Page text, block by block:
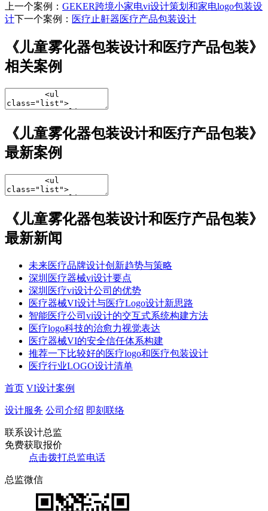
上一个案例： GEKER跨境小家电vi设计策划和家电logo包装设
计下一个案例： 医疗止鼾器医疗产品包装设计
《儿童雾化器包装设计和医疗产品包装》
相关案例
《儿童雾化器包装设计和医疗产品包装》
最新案例
《儿童雾化器包装设计和医疗产品包装》
最新新闻
未来医疗品牌设计创新趋势与策略​
深圳医疗器械vi设计要点
深圳医疗vi设计公司的优势
​​医疗器械VI设计与医疗Logo设计新思路​
智能医疗公司vi设计的交互式系统构建方法
医疗logo科技的治愈力视觉表达
医疗器械VI的安全信任体系构建
推荐一下比较好的医疗logo和医疗包装设计
医疗行业LOGO设计清单
首页 VI设计案例
设计服务 公司介绍 即刻联络
联系设计总监
免费获取报价
点击拨打总监电话
总监微信